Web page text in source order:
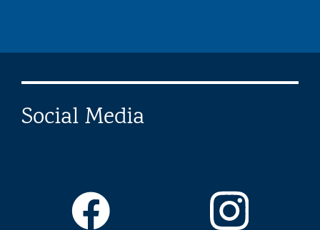
Social Media